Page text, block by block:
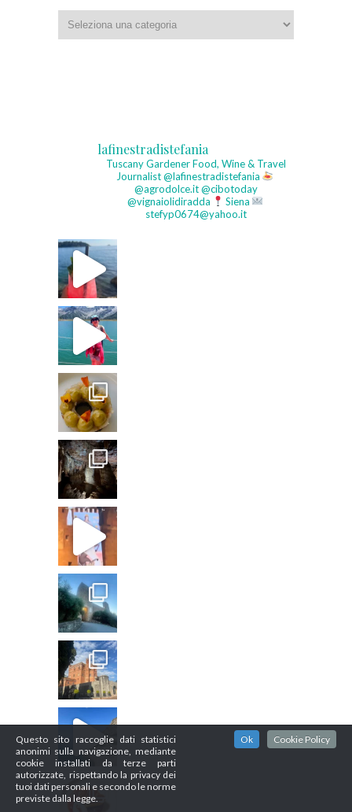
lafinestradistefania
Tuscany GardenerFood, Wine & Travel
Journalist@lafinestradistefania
@agrodolce.it @cibotoday
@vignaiolidiradda
Siena
stefyp0674@yahoo.it
Questo sito raccoglie dati statistici
anonimi sulla navigazione, mediante
cookie installati da terze parti
autorizzate, rispettando la privacy dei
tuoi dati personali e secondo le norme
previste dalla legge.
Ok Cookie Policy